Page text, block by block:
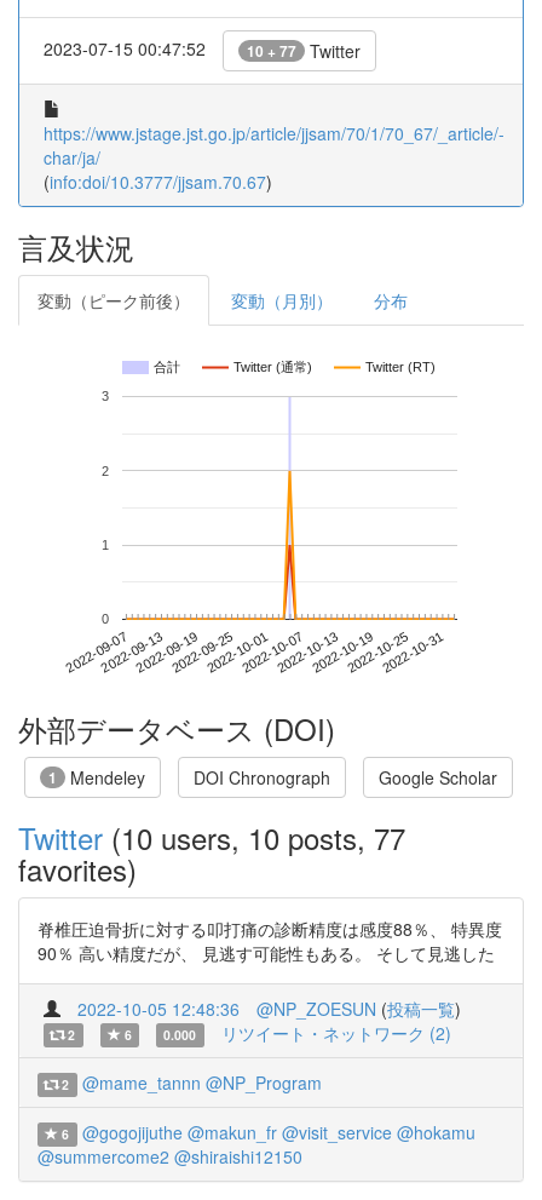
2023-07-15 00:47:52 10 + 77 Twitter
https://www.jstage.jst.go.jp/article/jjsam/70/1/70_67/_article/-
char/ja/
(info:doi/10.3777/jjsam.70.67)
言及状況
変動（ピーク前後） 変動（月別） 分布
合計 Twitter (通常) Twitter (RT)
2022-09-072022-09-132022-09-192022-09-252022-10-012022-10-072022-10-132022-10-192022-10-252022-10-31
0
1
2
3
外部データベース (DOI)
1 Mendeley DOI Chronograph Google Scholar
Twitter (10 users, 10 posts, 77
favorites)
脊椎圧迫骨折に対する叩打痛の診断精度は感度88％、 特異度
90％ 高い精度だが、 見逃す可能性もある。 そして見逃した
2022-10-05 12:48:36 @NP_ZOESUN (投稿一覧)
2 6 0.000 リツイート・ネットワーク (2)
2 @mame_tannn @NP_Program
6 @gogojijuthe @makun_fr @visit_service @hokamu
@summercome2 @shiraishi12150